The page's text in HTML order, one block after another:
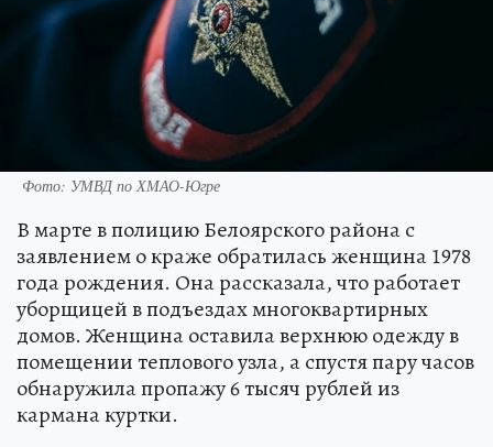
Фото: УМВД по ХМАО-Югре
В марте в полицию Белоярского района с
заявлением о краже обратилась женщина 1978
года рождения. Она рассказала, что работает
уборщицей в подъездах многоквартирных
домов. Женщина оставила верхнюю одежду в
помещении теплового узла, а спустя пару часов
обнаружила пропажу 6 тысяч рублей из
кармана куртки.